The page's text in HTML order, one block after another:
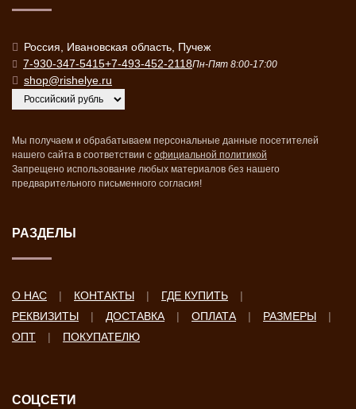
Россия, Ивановская область, Пучеж
7-930-347-5415+7-493-452-2118Пн-Пят 8:00-17:00
shop@rishelye.ru
Мы получаем и обрабатываем персональные данные посетителей
нашего сайта в соответствии с официальной политикой
Запрещено использование любых материалов без нашего
предварительного письменного согласия!
РАЗДЕЛЫ
О НАС КОНТАКТЫ
ГДЕ КУПИТЬ
РЕКВИЗИТЫ
ДОСТАВКА ОПЛАТА
РАЗМЕРЫ
ОПТ
ПОКУПАТЕЛЮ
СОЦСЕТИ